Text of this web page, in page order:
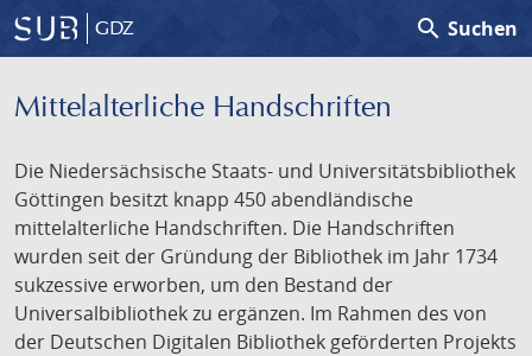
GDZ search Suchen
Mittelalterliche Handschriften
Die Niedersächsische Staats- und Universitätsbibliothek
Göttingen besitzt knapp 450 abendländische
mittelalterliche Handschriften. Die Handschriften
wurden seit der Gründung der Bibliothek im Jahr 1734
sukzessive erworben, um den Bestand der
Universalbibliothek zu ergänzen. Im Rahmen des von
der Deutschen Digitalen Bibliothek geförderten Projekts